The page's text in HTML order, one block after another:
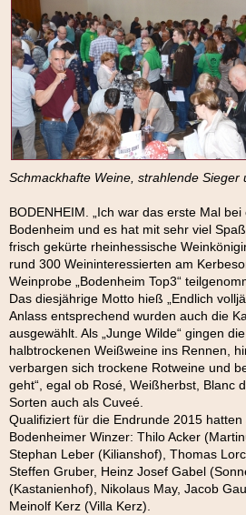
Schmackhafte Weine, strahlende
BODENHEIM. „Ich war das erste Mal
Bodenheim und es hat mit sehr viel
frisch gekürte rheinhessische
rund 300 Weininteressierten am
Weinprobe „Bodenheim Top3“
Das diesjährige Motto hieß „Endlich
Anlass entsprechend wurden auch die
ausgewählt. Als „Junge Wilde“ gingen
halbtrockenen Weißweine ins Rennen,
verbargen sich trockene Rotweine und
geht“, egal ob Rosé, Weißherbst, Blanc
Sorten auch als Cuveé.
Qualifiziert für die Endrunde 2015
Bodenheimer Winzer: Thilo Acker
Stephan Leber (Kilianshof), Thomas
Steffen Gruber, Heinz Josef Gabel
(Kastanienhof), Nikolaus May, Jacob
Meinolf Kerz (Villa Kerz).